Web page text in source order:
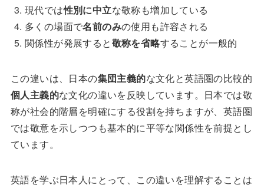
現代では性別に中立な敬称も増加している
多くの場面で名前のみの使用も許容される
関係性が発展すると敬称を省略することが一般的
この違いは、日本の集団主義的な文化と英語圏の比較的
個人主義的な文化の違いを反映しています。日本では敬
称が社会的階層を明確にする役割を持ちますが、英語圏
では敬意を示しつつも基本的に平等な関係性を前提とし
ています。
英語を学ぶ日本人にとって、この違いを理解することは